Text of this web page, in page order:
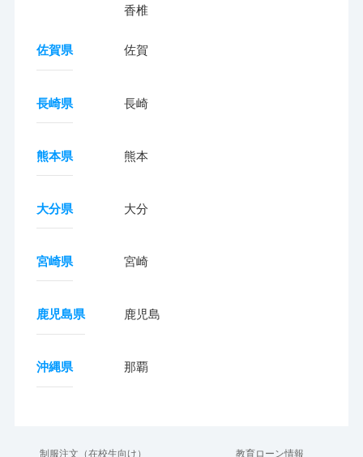
香椎
佐賀県 佐賀
長崎県 長崎
熊本県 熊本
大分県 大分
宮崎県 宮崎
鹿児島県 鹿児島
沖縄県 那覇
制服注文（在校生向け） 教育ローン情報